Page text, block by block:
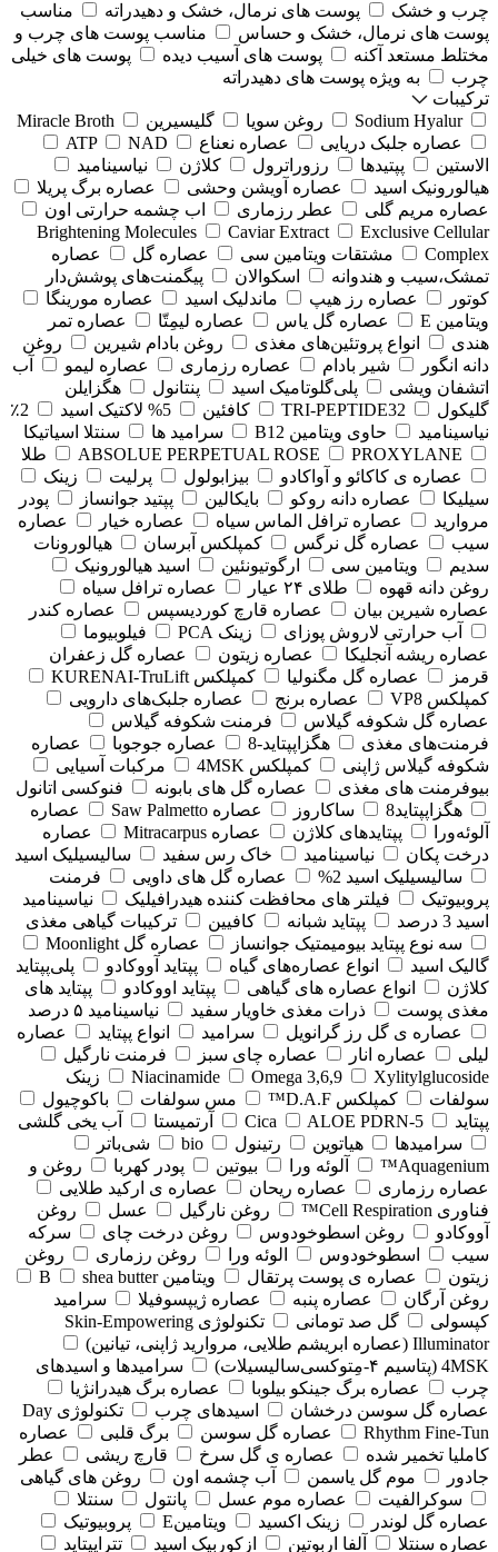
چرب و خشک
پوست های نرمال، خشک و دهیدراته
مناسب
پوست های نرمال، خشک و حساس
مناسب پوست های چرب و
مختلط مستعد آکنه
پوست های آسیب دیده
پوست های خیلی
چرب
به ویژه پوست های دهیدراته
ترکیبات
Sodium Hyalur
روغن سویا گلیسیرین
Miracle Broth
عصاره جلبک دریایی
عصاره نعناع ATP
NAD
الاستین
پپتیدها رزوراترول کلاژن
⁠نیاسینامید
هیالورونیک اسید
عصاره آویشن وحشی
عصاره برگ پریلا
عصاره مریم گلی
عطر رزماری
اب چشمه حرارتی اون
Brightening Molecules
Caviar Extract
Exclusive Cellular
Complex
مشتقات ویتامین سی عصاره گل
عصاره
تمشک،سیب و هندوانه
اسکوالان
پیگمنت‌های پوشش‌دار
کوتور
عصاره رز هیپ ماندلیک اسید
عصاره مورینگا
ویتامین E
عصاره گل یاس عصاره لیمِتّا
عصاره تمر
هندی
انواع پروتئین‌های مغذی روغن بادام شیرین
روغن
دانه انگور
شیر بادام عصاره رزماری عصاره لیمو
آب
اتشفان ویشی
پلی‌گلوتامیک اسید پنتانول
هگزایلن
گلیکول
TRI-PEPTIDE32 کافئین 5% لاکتیک اسید
2٪
نیاسینامید
حاوی ویتامین B12 سرامید ها
سنتلا اسیاتیکا
ABSOLUE PERPETUAL ROSE
PROXYLANE
طلا
عصاره ی کاکائو و آواکادو
بیزابولول پرلیت
زینک
سیلیکا
عصاره دانه روکو بایکالین پپتید جوانساز
پودر
مروارید
عصاره ترافل الماس سیاه عصاره خیار
عصاره
سیب
عصاره گل نرگس کمپلکس آبرسان
هیالورونات
سدیم
ویتامین سی ارگوتیونئین
اسید هیالورونیک
روغن دانه قهوه
طلای ۲۴ عیار
عصاره ترافل سیاه
عصاره شیرین بیان
عصاره قارچ کوردیسپس
عصاره کندر
آب حرارتی لاروش پوزای
زینک PCA
فیلوبیوما
عصاره ریشه آنجلیکا
عصاره زیتون
عصاره گل زعفران
قرمز
عصاره گل مگنولیا
کمپلکس KURENAI-TruLift
کمپلکس VP8
عصاره برنج
عصاره جلبک‌های دارویی
عصاره گل شکوفه گیلاس
فرمنت شکوفه گیلاس
فرمنت‌های مغذی
هگزاپپتاید-8 عصاره جوجوبا
عصاره
شکوفه گیلاس ژاپنی
کمپلکس 4MSK
مرکبات آسیایی
بیوفرمنت های مغذی
عصاره گل های بابونه
فنوکسی اتانول
هگزاپپتاید8
ساکاروز عصاره Saw Palmetto
عصاره
آلوئه‌ورا
پپتایدهای کلاژن عصاره Mitracarpus
عصاره
درخت پکان
نیاسینامید خاک رس سفید
سالیسیلیک اسید
سالیسیلیک اسید 2%
عصاره گل های داویی
فرمنت
پروبیوتیک
فیلتر های محافظت کننده هیدرافیلیک
نیاسینامید
اسید 3 درصد
پپتاید شبانه کافیین
ترکیبات گیاهی مغذی
سه نوع پپتاید بیومیمتیک جوانساز
عصاره گل Moonlight
گالیک اسید
انواع عصاره‌های گیاه پپتاید آووکادو
پلی‌پپتاید
کلاژن
انواع عصاره های گیاهی پپتاید اووکادو
پپتاید های
مغذی پوست
ذرات مغذی خاویار سفید
نیاسینامید ۵ درصد
عصاره ی گل رز گرانویل
سرامید انواع پپتاید
عصاره
لیلی
عصاره انار عصاره چای سبز
فرمنت نارگیل
Niacinamide
Omega 3,6,9 Xylitylglucoside
زینک
سولفات
کمپلکس D.A.F™ مس سولفات
باکوچیول
پپتاید
5-Cica
ALOE PDRN آرتمیستا
آب یخی گلشی
سرامیدها
هیاتوین رتینول bio
شی‌باتر
Aquagenium™
آلوئه ورا بیوتین پودر کهربا
روغن و
عصاره رزماری
عصاره ریحان
عصاره ی ارکید طلایی
فناوری Cell Respiration™
روغن نارگیل عسل
روغن
آووکادو
روغن اسطوخودوس روغن درخت چای
سرکه
سیب
اسطوخودوس الوئه ورا روغن رزماری
روغن
زیتون
عصاره ی پوست پرتقال ویتامین Bshea butter
روغن آرگان
عصاره پنبه عصاره ژیپسوفیلا
سرامید
کپسولی
گل صد تومانی
تکنولوژی Skin-Empowering
Illuminator (عصاره ابریشم طلایی، مروارید ژاپنی، تیانین)
4MSK (پتاسیم ۴‑مِتوکسی‌سالیسیلات)
سرامیدها و اسیدهای
چرب
عصاره برگ جینکو بیلوبا
عصاره برگ هیدرانژیا
عصاره گل سوسن درخشان
اسیدهای چرب
تکنولوژی Day
Rhythm Fine‑Tun
عصاره گل سوسن برگ قلبی
عصاره
کاملیا تخمیر شده
عصاره ی گل سرخ قارچ ریشی
عطر
جادور
موم گل یاسمن آب چشمه اون
روغن های گیاهی
سوکرالفیت
عصاره موم عسل پانتول
سنتلا
عصاره گل لوندر
زینک اکسید ویتامینE
پروبیوتیک
عصاره سنتلا
آلفا اربوتین ازکوربیک اسید تتراپپتاید